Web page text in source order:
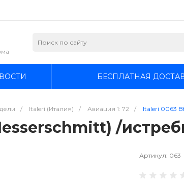
БЕСПЛАТНАЯ
/ Italeri (Италия) / Авиация 1: 72 / Italeri 0063
/
Артикул: 063